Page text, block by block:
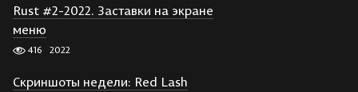
Rust #2-2022. Заставки на экране
меню
416 2022
Скриншоты недели: Red Lash